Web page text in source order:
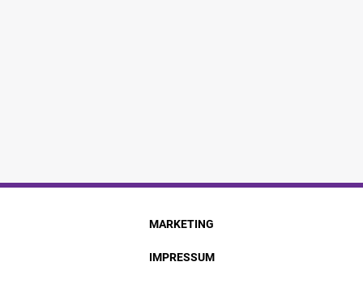
MARKETING
IMPRESSUM